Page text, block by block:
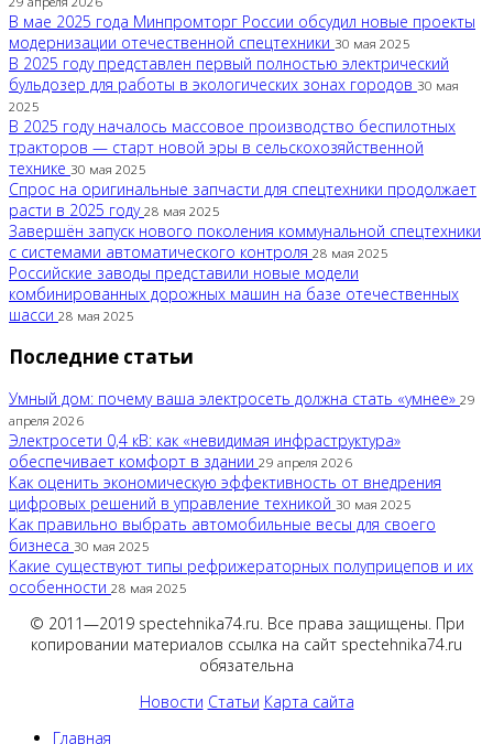
В мае 2025 года Минпромторг России обсудил новые проекты
модернизации отечественной спецтехники 30 мая 2025
В 2025 году представлен первый полностью электрический
бульдозер для работы в экологических зонах городов 30 мая
2025
В 2025 году началось массовое производство беспилотных
тракторов — старт новой эры в сельскохозяйственной
технике 30 мая 2025
Спрос на оригинальные запчасти для спецтехники продолжает
расти в 2025 году 28 мая 2025
Завершён запуск нового поколения коммунальной спецтехники
с системами автоматического контроля 28 мая 2025
Российские заводы представили новые модели
комбинированных дорожных машин на базе отечественных
шасси 28 мая 2025
Последние статьи
Умный дом: почему ваша электросеть должна стать «умнее» 29
апреля 2026
Электросети 0,4 кВ: как «невидимая инфраструктура»
обеспечивает комфорт в здании 29 апреля 2026
Как оценить экономическую эффективность от внедрения
цифровых решений в управление техникой 30 мая 2025
Как правильно выбрать автомобильные весы для своего
бизнеса 30 мая 2025
Какие существуют типы рефрижераторных полуприцепов и их
особенности 28 мая 2025
© 2011—2019 spectehnika74.ru. Все права защищены. При
копировании материалов ссылка на сайт spectehnika74.ru
обязательна
Новости Статьи Карта сайта
Главная